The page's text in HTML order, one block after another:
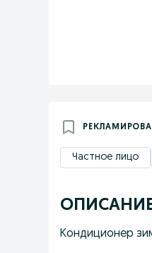
Частное лицо
Кондиционер